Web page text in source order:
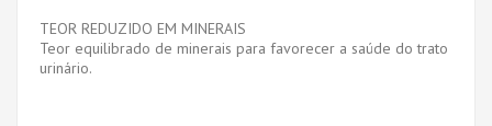
TEOR REDUZIDO EM MINERAIS
Teor equilibrado de minerais para favorecer a saúde do trato
urinário.